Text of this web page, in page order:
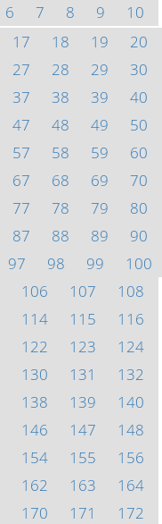
6 7 8 9
10
17 18 19
20
27 28 29
30
37 38 39
40
47 48 49
50
57 58 59
60
67 68 69
70
77 78 79
80
87 88 89
90
97 98 99
100
106 107
108
114 115
116
122 123
124
130 131
132
138 139
140
146 147
148
154 155
156
162 163
164
170 171
172